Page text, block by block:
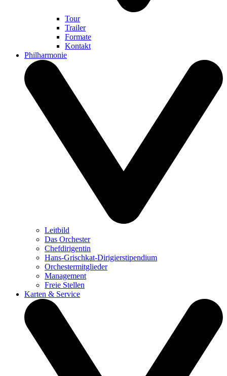
Tour
Trailer
Formate
Kontakt
Philharmonie
Leitbild
Das Orchester
Chefdirigentin
Hans-Grischkat-Dirigierstipendium
Orchestermitglieder
Management
Freie Stellen
Karten & Service